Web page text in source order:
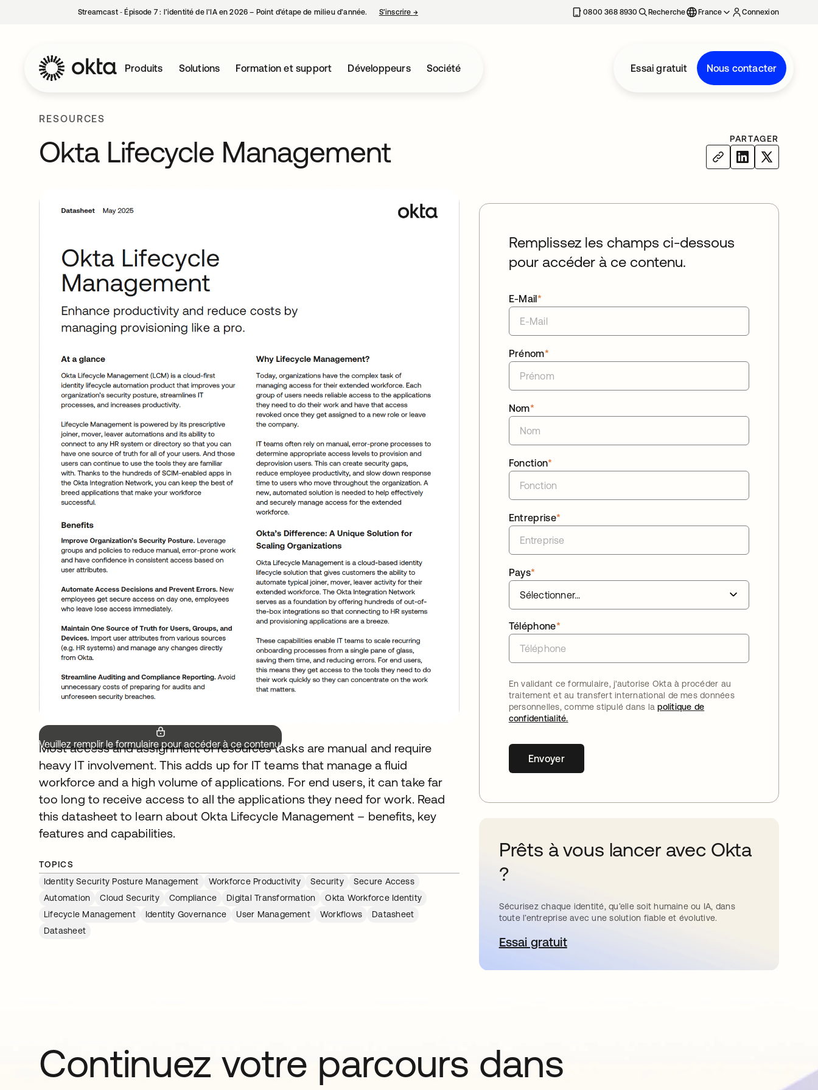
Streamcast ‑ Épisode 7 : l’identité de l’IA en 2026 – Point d’étape de milieu d’année. S’inscrire →s’ouvre dans un nouvel onglet 0800 368 8930 Recherche France Connexion
Produits Solutions Formation et support Développeurs Société Essai gratuit Nous contacter
RESOURCES
Okta Lifecycle Management PARTAGER
Veuillez remplir le formulaire pour accéder à ce contenu.
Most access and assignment of resources tasks are manual and require
heavy IT involvement. This adds up for IT teams that manage a fluid
workforce and a high volume of applications. For end users, it can take far
too long to receive access to all the applications they need for work. Read
this datasheet to learn about Okta Lifecycle Management – benefits, key
features and capabilities.
TOPICS
Identity Security Posture Management
Workforce Productivity Security
Secure Access
Automation
Cloud Security Compliance Digital Transformation
Okta Workforce Identity
Lifecycle Management
Identity Governance User Management Workflows
Datasheet
Datasheet
Remplissez les champs ci-dessous
pour accéder à ce contenu.
*
E-Mail
*
Prénom
*
Nom
*
Fonction
*
Entreprise
*
Pays
*
Téléphone
En validant ce formulaire, j'autorise Okta à procéder au
traitement et au transfert international de mes données
personnelles, comme stipulé dans lapolitique de
confidentialité.
Envoyer
Prêts à vous lancer avec Okta
?
Sécurisez chaque identité, qu’elle soit humaine ou IA, dans
toute l’entreprise avec une solution fiable et évolutive.
Essai gratuits’ouvre dans un nouvel onglet
Continuez votre parcours dans